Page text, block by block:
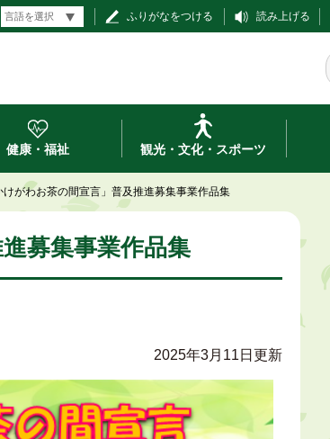
ふりがなをつける 読み上げる
健康・福祉 観光・文化・スポーツ
けがわお茶の間宣言」普及推進募集事業作品集
募集事業作品集
2025年3月11日更新